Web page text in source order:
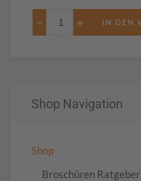
− +
Shop Navigation
Shop
Broschüren Ratgeber